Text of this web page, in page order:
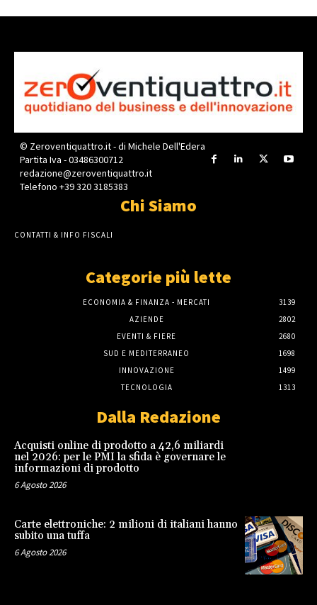
© Zeroventiquattro.it - di Michele Dell'Edera
Partita Iva - 03486300712
redazione@zeroventiquattro.it
Telefono +39 320 3185383
Chi Siamo
CONTATTI & INFO FISCALI
Categorie più lette
ECONOMIA & FINANZA - MERCATI
3139
AZIENDE
2802
EVENTI & FIERE
2680
SUD E MEDITERRANEO
1698
INNOVAZIONE
1499
TECNOLOGIA
1313
Dalla Redazione
Acquisti online di prodotto a 42,6 miliardi
nel 2026: per le PMI la sfida è governare le
informazioni di prodotto
6 Agosto 2026
Carte elettroniche: 2 milioni di italiani hanno
subito una tuffa
6 Agosto 2026